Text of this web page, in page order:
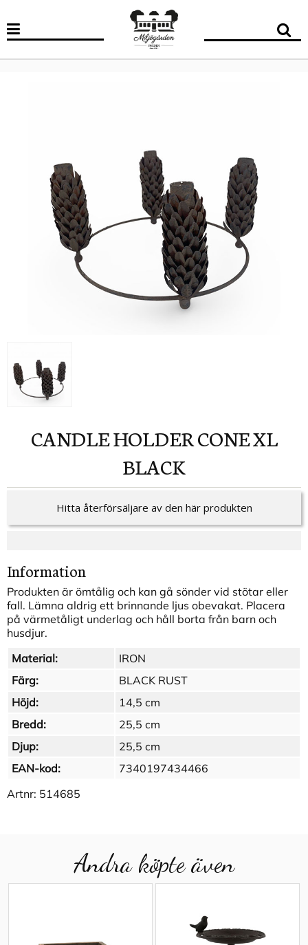
CANDLE HOLDER CONE XL
BLACK
Hitta återförsäljare av den här produkten
Information
Produkten är ömtålig och kan gå sönder vid stötar eller
fall. Lämna aldrig ett brinnande ljus obevakat. Placera
på värmetåligt underlag och håll borta från barn och
husdjur.
Material:
IRON
Färg:
BLACK RUST
Höjd:
14,5 cm
Bredd:
25,5 cm
Djup:
25,5 cm
EAN-kod:
7340197434466
Artnr: 514685
Andra köpte även